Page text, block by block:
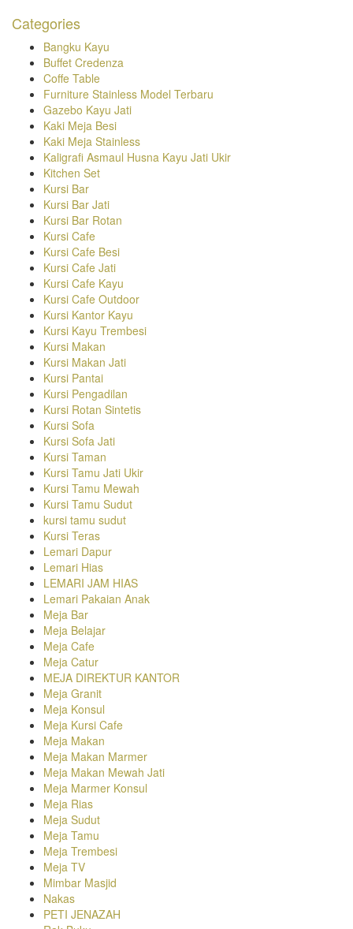
Categories
Bangku Kayu
Buffet Credenza
Coffe Table
Furniture Stainless Model Terbaru
Gazebo Kayu Jati
Kaki Meja Besi
Kaki Meja Stainless
Kaligrafi Asmaul Husna Kayu Jati Ukir
Kitchen Set
Kursi Bar
Kursi Bar Jati
Kursi Bar Rotan
Kursi Cafe
Kursi Cafe Besi
Kursi Cafe Jati
Kursi Cafe Kayu
Kursi Cafe Outdoor
Kursi Kantor Kayu
Kursi Kayu Trembesi
Kursi Makan
Kursi Makan Jati
Kursi Pantai
Kursi Pengadilan
Kursi Rotan Sintetis
Kursi Sofa
Kursi Sofa Jati
Kursi Taman
Kursi Tamu Jati Ukir
Kursi Tamu Mewah
Kursi Tamu Sudut
kursi tamu sudut
Kursi Teras
Lemari Dapur
Lemari Hias
LEMARI JAM HIAS
Lemari Pakaian Anak
Meja Bar
Meja Belajar
Meja Cafe
Meja Catur
MEJA DIREKTUR KANTOR
Meja Granit
Meja Konsul
Meja Kursi Cafe
Meja Makan
Meja Makan Marmer
Meja Makan Mewah Jati
Meja Marmer Konsul
Meja Rias
Meja Sudut
Meja Tamu
Meja Trembesi
Meja TV
Mimbar Masjid
Nakas
PETI JENAZAH